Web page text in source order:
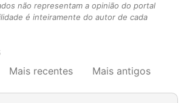
não representam a opinião do portal
é inteiramente do autor de cada
Mais recentes Mais antigos